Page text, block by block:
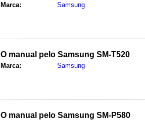
Marca: Samsung
O manual pelo Samsung SM-T520
Marca: Samsung
O manual pelo Samsung SM-P580